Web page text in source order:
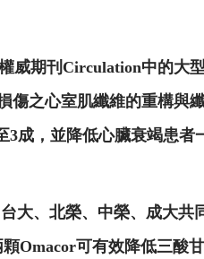
威期刊Circulation中的大
傷之心室肌纖維的重構與
成，並降低心臟衰竭患者
大、北榮、中榮、成大共
Omacor可有效降低三酸甘